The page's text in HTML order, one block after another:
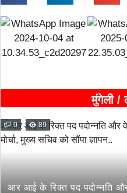
मुंगेली /
0 89
आर आई के रिक्त पद पदोन्नति